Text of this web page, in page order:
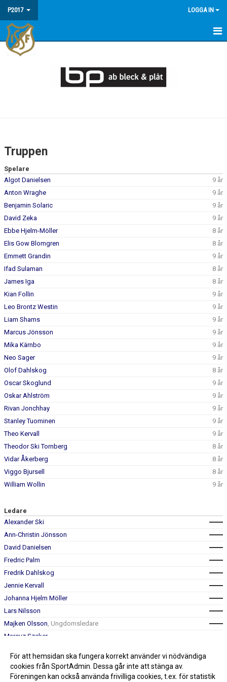
P2017 LOGGA IN
HEM
BILDGALLERI
KONTAKT
Truppen
Spelare
Algot Danielsen
9 år
Anton Wraghe
9 år
Benjamin Solaric
9 år
David Zeka
9 år
Ebbe Hjelm-Möller
8 år
Elis Gow Blomgren
8 år
Emmett Grandin
9 år
Ifad Sulaman
8 år
James Iga
8 år
Kian Follin
9 år
Leo Brontz Westin
9 år
Liam Shams
9 år
Marcus Jönsson
9 år
Mika Kärnbo
9 år
Neo Sager
9 år
Olof Dahlskog
8 år
Oscar Skoglund
9 år
Oskar Ahlström
9 år
Rivan Jonchhay
9 år
Stanley Tuominen
9 år
Theo Kervall
9 år
Theodor Ski Tornberg
8 år
Vidar Åkerberg
8 år
Viggo Bjursell
8 år
William Wollin
9 år
Ledare
Alexander Ski
Ann-Christin Jönsson
David Danielsen
Fredric Palm
Fredrik Dahlskog
Jennie Kervall
Johanna Hjelm Möller
Lars Nilsson
Majken Olsson, Ungdomsledare
Marcuz Szeker
Richard Gow
För att hemsidan ska fungera korrekt använder vi nödvändiga
cookies från SportAdmin. Dessa går inte att stänga av.
Föreningen kan också använda frivilliga cookies, t.ex. för statistik